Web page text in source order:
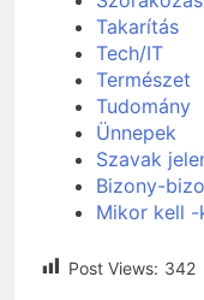
Takarítás
Tech/IT
Természet
Tudomány
Ünnepek
Szavak
Bizony-
Mikor kell -
Post Views: 342